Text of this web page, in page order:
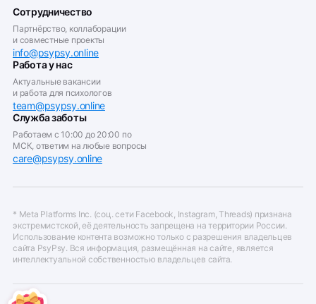
Сотрудничество
Партнёрство, коллаборации
и совместные проекты
info@psypsy.online
Работа у нас
Актуальные вакансии
и работа для психологов
team@psypsy.online
Служба заботы
Работаем с 10:00 до 20:00 по
МСК, ответим на любые вопросы
care@psypsy.online
* Meta Platforms Inc. (соц. сети Facebook, Instagram, Threads) признана
экстремистской, её деятельность запрещена на территории России.
Использование контента возможно только с разрешения владельцев
сайта PsyPsy. Вся информация, размещённая на сайте, является
интеллектуальной собственностью владельцев сайта.